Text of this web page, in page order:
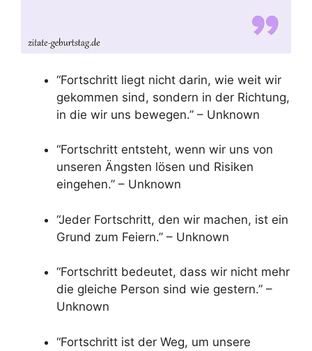
“Fortschritt liegt nicht darin, wie weit wir
gekommen sind, sondern in der Richtung,
in die wir uns bewegen.” – Unknown
“Fortschritt entsteht, wenn wir uns von
unseren Ängsten lösen und Risiken
eingehen.” – Unknown
“Jeder Fortschritt, den wir machen, ist ein
Grund zum Feiern.” – Unknown
“Fortschritt bedeutet, dass wir nicht mehr
die gleiche Person sind wie gestern.” –
Unknown
“Fortschritt ist der Weg, um unsere